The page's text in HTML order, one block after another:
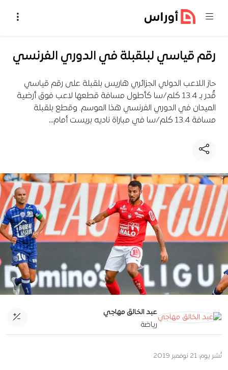
رقم قياسي لبلقبلة في الدوري الفرنسي
حاز اللاعب الدولي الجزائري هاريس بلقبلة على رقم قياسي
قُدر بـ 13.4 كلم/سا كأطول مسافة قطعها لاعب فوق أرضية
الميدان في الدوري الفرنسي هذا الموسم. وقطع بلقبلة
مسافة 13.4 كلم/سا في مباراة ناديه بريست أمام…
عبد الخالق مهاجي
رياضة
نُشر يوم: 21 نوفمبر 2019